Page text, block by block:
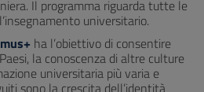
Il programma riguarda tutte le
universitario.
ha l’obiettivo di consentire
la conoscenza di altre culture
universitaria più varia e
sono la crescita dell’identità